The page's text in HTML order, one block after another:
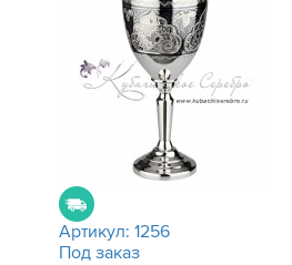
Артикул: 1256
Под заказ